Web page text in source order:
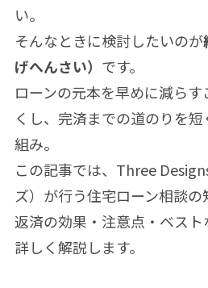
い。
そんなときに検討したいのが
げへんさい） です。
ローンの元本を早めに減ら
くし、完済までの道のりを
組み。
この記事では、Three
ズ）が行う住宅ローン相談
返済の効果・注意点・ベス
詳しく解説します。